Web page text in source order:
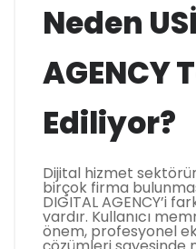
Neden
AGENCY
Ediliyor?
Dijital hizmet
birçok firma
DIGITAL AGENCY’i
vardır. Kullanıcı
önem, profesyonel